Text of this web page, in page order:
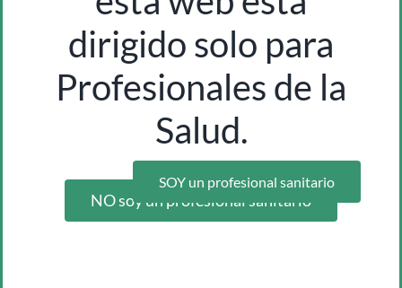
dirigido solo para
Profesionales de la
Salud.
SOY un profesional sanitario
NO soy un profesional sanitario